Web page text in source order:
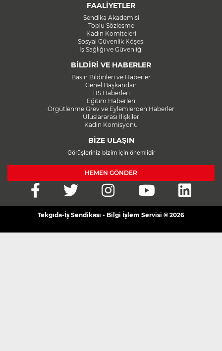
FAALİYETLER
Sendika Akademisi
Toplu Sözleşme
Kadın Komiteleri
Sosyal Güvenlik Köşesi
İş Sağlığı ve Güvenliği
BİLDİRİ VE HABERLER
Basın Bildirileri ve Haberler
Genel Başkandan
TİS Haberleri
Eğitim Haberleri
Örgütlenme Grev ve Eylemlerden Haberler
Uluslararası İlişkiler
Kadın Komisyonu
BİZE ULAŞIN
Görüşleriniz bizim için önemlidir
HEMEN GÖNDER
Tekgıda-İş Sendikası - Bilgi İşlem Servisi © 2026